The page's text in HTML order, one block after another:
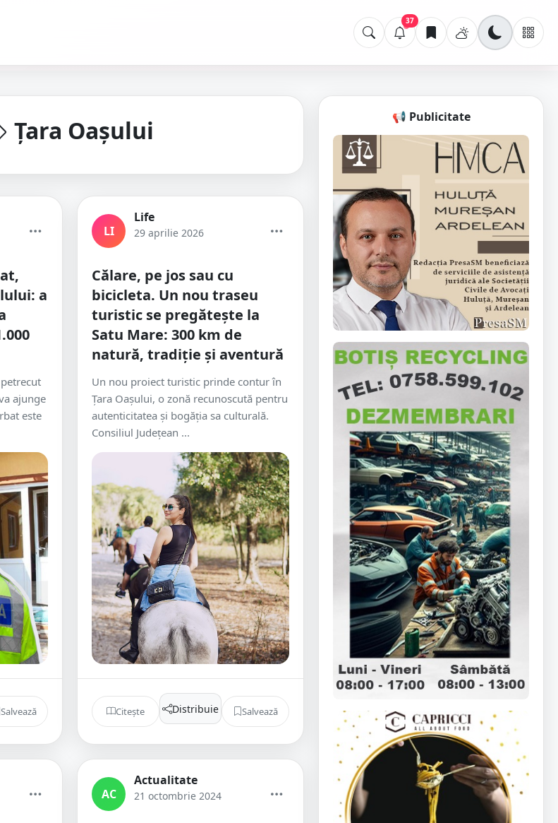
37
Țara Oașului
a
ajunge
este
Salvează
LI
Life
29 aprilie 2026
Călare, pe jos sau cu
bicicleta. Un nou traseu
turistic se pregătește la
Satu Mare: 300 km de
natură, tradiție și aventură
Un nou proiect turistic prinde contur în
Țara Oașului, o zonă recunoscută pentru
autenticitatea și bogăția sa culturală.
Consiliul Județean ...
Citește Distribuie Salvează
AC
Actualitate
21 octombrie 2024
📢 Publicitate